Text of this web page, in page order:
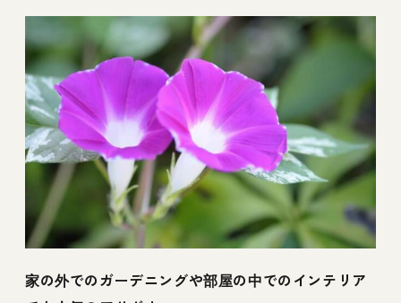
家の外でのガーデニングや部屋の中でのインテリア